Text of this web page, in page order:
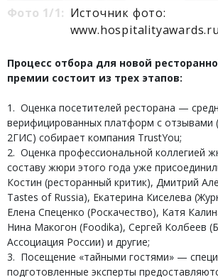
Фото 1/1: Источник фото:
Процесс отбора для новой
премии состоит из трех этапов:
1. Оценка посетителей ресторана —
верифицированных платформ с отзывами
2ГИС) собирает компания TrustYou;
2. Оценка профессиональной коллегией
составу жюри этого года уже
Костин (ресторанный критик), Дмитрий
Tastes of Russia), Екатерина Киселева
Елена Спеценко (Роскачество), Катя
Нина Макогон (Foodika), Сергей Колбеев
Ассоциация России) и другие;
3. Посещение «тайными гостями» —
подготовленные эксперты